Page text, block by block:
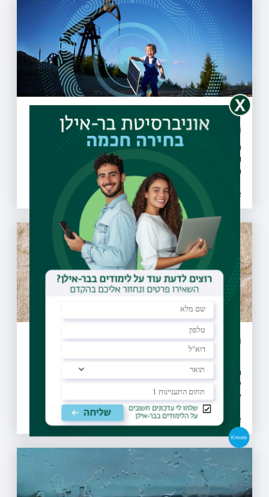
אנרגיה מתחדשת תפתור את משבר
האקלים
פרופ' אריה צבן נשיא האוניברסיטה העומד בראש מרכז האנרגיה
והקיימות, מדבר על המחקר שיוביל את ההתמודדות עם משבר
האקלים
25.05.2022 | כג אייר
חנוכה - חג המכבים
מי היו המכבים, מה הוביל למרד החשמונאים? בפודקאסט
שהקליט לאפליקציית בר-דעת, ד"ר אבנר אקר מהמחלקה
ללימודי ארץ ישראל וארכאולוגיה מאיר על המקורות
ההיסטוריים של חג החנוכה
14.12.2022 | יט כסלו